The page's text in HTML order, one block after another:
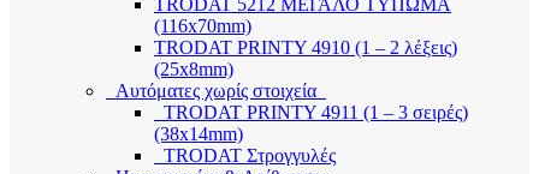
TRODAT 5212 ΜΕΓΑΛΟ ΤΥΠΩΜΑ
(116x70mm)
TRODAT PRINTY 4910 (1 – 2 λέξεις)
(25x8mm)
Αυτόματες χωρίς στοιχεία
TRODAT PRINTY 4911 (1 – 3 σειρές)
(38x14mm)
TRODAT Στρογγυλές